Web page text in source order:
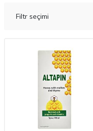
Filtr seçimi